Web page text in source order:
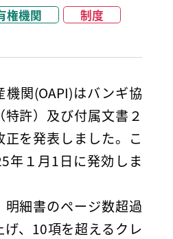
権機関
制度
関(OAPI)はバンギ協
許）及び付属文書２
正を発表しました。こ
年１月1日に発効しま
細書のページ数超過
、10項を超えるクレ